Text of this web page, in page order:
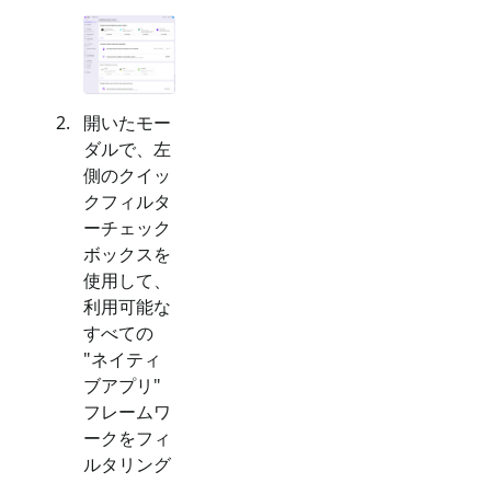
開いたモー
ダルで、左
側のクイッ
クフィルタ
ーチェック
ボックスを
使用して、
利用可能な
すべての
"ネイティ
ブアプリ "
フレームワ
ークをフィ
ルタリング